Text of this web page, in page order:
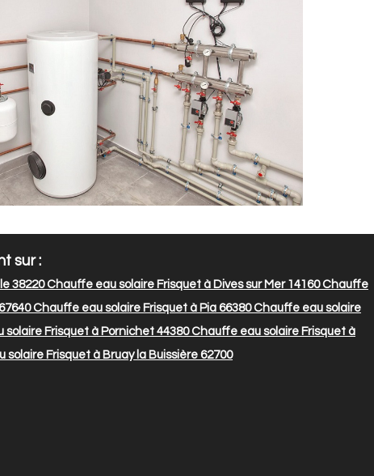
sur :
38220Chauffe eau solaire Frisquet à Dives sur Mer 14160Chauffe
Chauffe eau solaire Frisquet à Pia 66380Chauffe eau solaire
Frisquet à Pornichet 44380Chauffe eau solaire Frisquet à
Frisquet à Bruay la Buissière 62700